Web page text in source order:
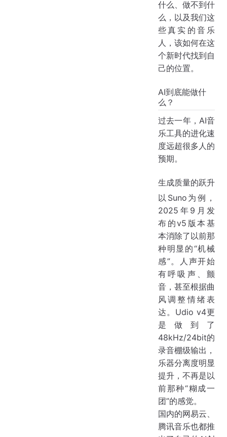
什么、做不到什
么，以及我们这
些真实的音乐
人，该如何在这
个新时代找到自
己的位置。
AI到底能做什
么？
过去一年，AI音
乐工具的进化速
度远超很多人的
预期。
生成质量的跃升
以Suno为例，
2025年9月发
布的v5版本基
本消除了以前那
种明显的“机械
感”。人声开始
有呼吸声、颤
音，甚至根据曲
风调整情绪表
达。Udio v4更
是做到了
48kHz/24bit的
录音棚级输出，
乐器分离度明显
提升，不再是以
前那种“糊成一
团”的感觉。
国内的网易云、
腾讯音乐也都推